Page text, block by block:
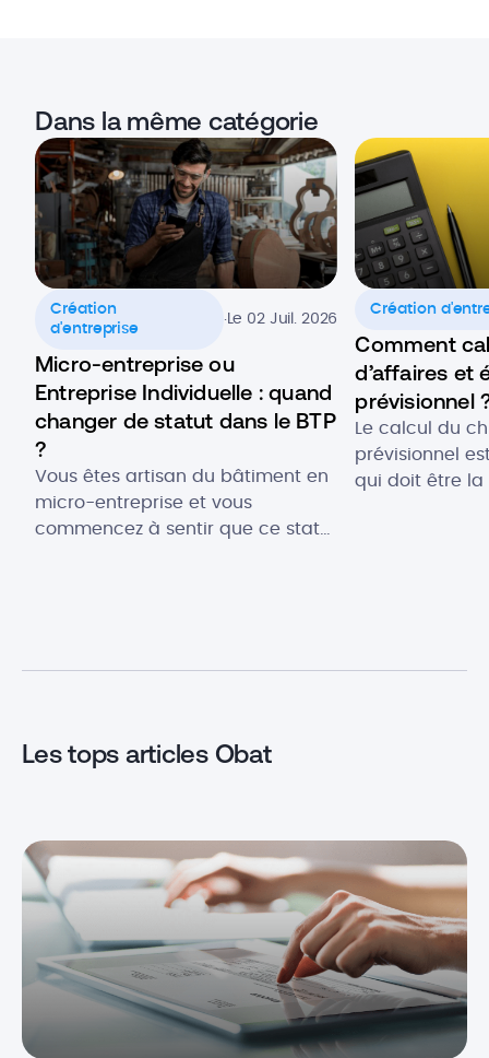
Dans la même catégorie
Création
d'entreprise
.Le 02 Juil. 2026
Micro-entreprise ou
Entreprise Individuelle : quand
changer de statut dans le BTP
?
Vous êtes artisan du bâtiment en
micro-entreprise et vous
commencez à sentir que ce statut
votre […]
Création
Comment
d’affaires et
prévisionnel
Le calcul du
prévisionnel
qui doit être la
Les tops articles Obat